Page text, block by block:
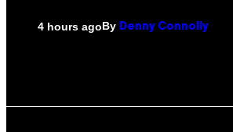
4 hours agoBy Denny Connolly